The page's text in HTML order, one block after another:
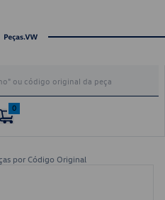
0
por Código Original